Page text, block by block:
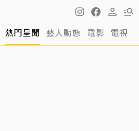
熱門星聞 藝人動態 電影 電視